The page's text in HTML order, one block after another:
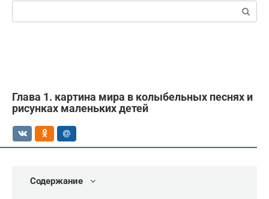
Поиск:
Глава 1. картина мира в колыбельных песнях и
рисунках маленьких детей
Содержание